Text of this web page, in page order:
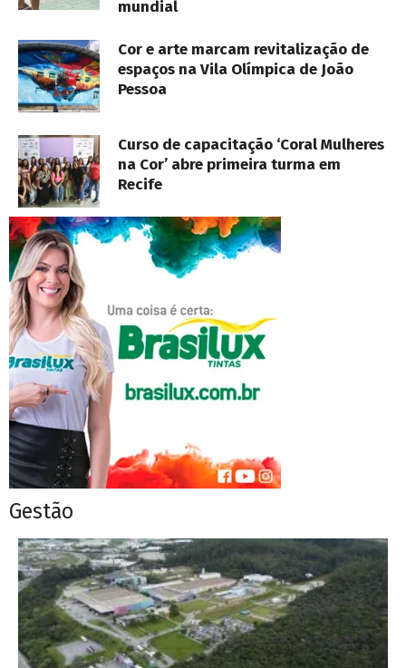
mundial
Cor e arte marcam revitalização de
espaços na Vila Olímpica de João
Pessoa
Curso de capacitação ‘Coral Mulheres
na Cor’ abre primeira turma em
Recife
Gestão